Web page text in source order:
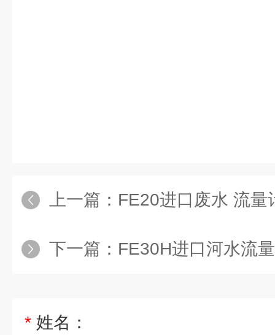
上一篇： FE20进口废水 流量
下一篇： FE30H进口河水流
* 姓名：